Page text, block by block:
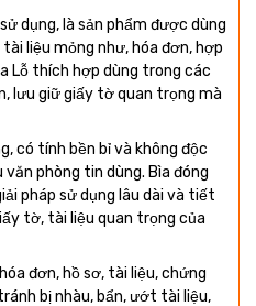
dụng, là sản phẩm được dùng
liệu mỏng như, hóa đơn, hợp
Lỗ thích hợp dùng trong các
lưu giữ giấy tờ quan trọng mà
có tính bền bỉ và không độc
phòng tin dùng. Bìa đóng
pháp sử dụng lâu dài và tiết
tờ, tài liệu quan trọng của
đơn, hồ sơ, tài liệu, chứng
bị nhàu, bẩn, ướt tài liệu,